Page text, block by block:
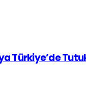
Türkiye’de